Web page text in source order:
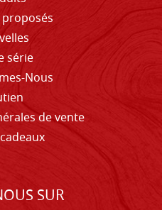
série
Nous
de vente
SUR